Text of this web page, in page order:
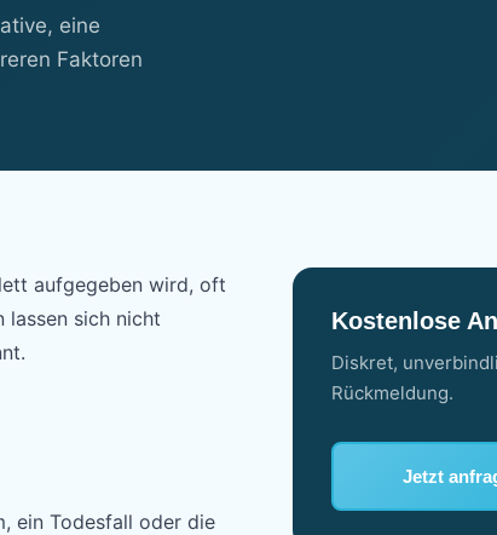
eine
Faktoren
aufgegeben wird, oft
lassen sich nicht
ein Todesfall oder die
Kostenlose
Diskret,
Rückmeldung.
Jetzt